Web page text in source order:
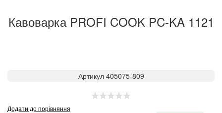
Кавоварка PROFI COOK PC-KA 1121
Артикул 405075-809
Додати до порівняння